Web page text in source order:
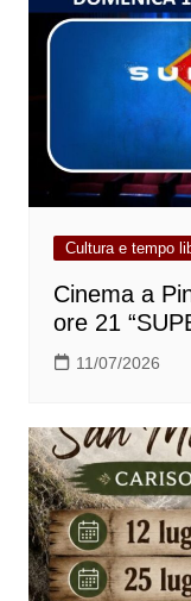
Cultura e tempo
Cinema a
ore 21
11/07/2026